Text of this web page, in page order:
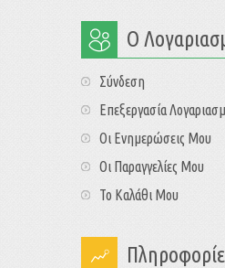
Ο
Σύνδεση
Επεξεργασία
Οι Ενημερώσεις Μου
Οι Παραγγελίες Μου
Το Καλάθι Μου